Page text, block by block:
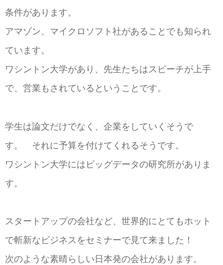
条件があります。
アマゾン、マイクロソフト社があることでも知られ
ています。
ワシントン大学があり、先生たちはスピーチが上手
で、営業もされているということです。
学生は論文だけでなく、企業をしていくそうで
す。 それに予算を付けてくれるそうです。
ワシントン大学にはビッグデータの研究所がありま
す。
スタートアップの会社など、世界的にとてもホット
で斬新なビジネスをセミナーで見て来ました！
次のような素晴らしい日本発の会社があります。